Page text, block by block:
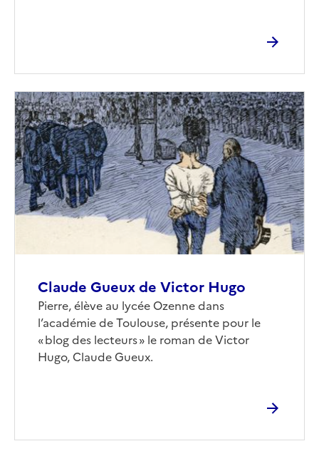
Claude Gueux de Victor Hugo
Corps
Pierre, élève au lycée Ozenne dans
l’académie de Toulouse, présente pour le
« blog des lecteurs » le roman de Victor
Hugo, Claude Gueux.
Image
de
couverture
(conseillée)